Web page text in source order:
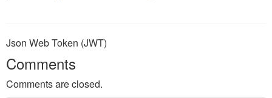
Json Web Token (JWT)
Comments
Comments are closed.